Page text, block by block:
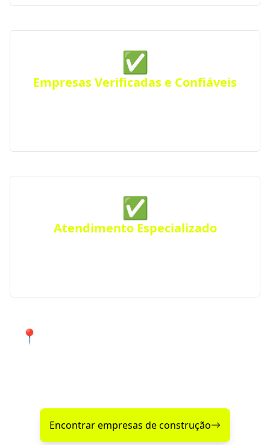
✅
Empresas Verificadas e Confiáveis
✅
Atendimento Especializado
📍 Atendimento de qualidade em
Encontrar empresas de construção